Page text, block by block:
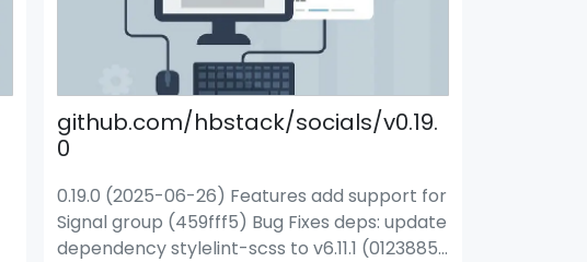
github.com/hbstack/socials/v0.19.
0
0.19.0 (2025-06-26) Features add support for
Signal group (459fff5) Bug Fixes deps: update
dependency stylelint-scss to v6.11.1 (0123885)